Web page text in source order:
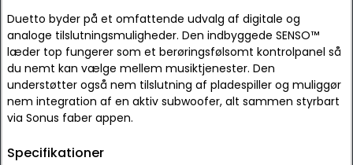
Duetto byder på et omfattende udvalg af digitale og
analoge tilslutningsmuligheder. Den indbyggede SENSO™
læder top fungerer som et berøringsfølsomt kontrolpanel så
du nemt kan vælge mellem musiktjenester. Den
understøtter også nem tilslutning af pladespiller og muliggør
nem integration af en aktiv subwoofer, alt sammen styrbart
via Sonus faber appen.
Specifikationer